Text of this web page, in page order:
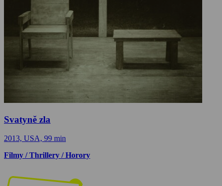
Svatyně zla
2013, USA, 99 min
Filmy / Thrillery / Horory